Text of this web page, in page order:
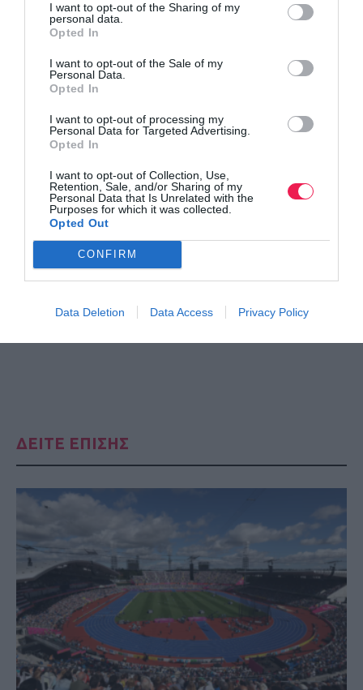
I want to opt-out of the Sharing of my
personal data.
Opted In
I want to opt-out of the Sale of my
Personal Data.
Opted In
I want to opt-out of processing my
Personal Data for Targeted Advertising.
Opted In
I want to opt-out of Collection, Use,
Retention, Sale, and/or Sharing of my
Personal Data that Is Unrelated with the
Purposes for which it was collected.
Opted Out
CONFIRM
Data Deletion Data Access Privacy Policy
Ακολουθήστε τοRunnermagazine σε Instagram,
Facebook
ΔΕΙΤΕ ΕΠΙΣΗΣ